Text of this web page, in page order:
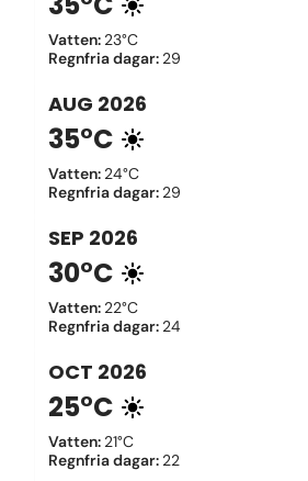
Vatten: 23°C
Regnfria dagar: 29
AUG 2026
35°C
Vatten: 24°C
Regnfria dagar: 29
SEP 2026
30°C
Vatten: 22°C
Regnfria dagar: 24
OCT 2026
25°C
Vatten: 21°C
Regnfria dagar: 22